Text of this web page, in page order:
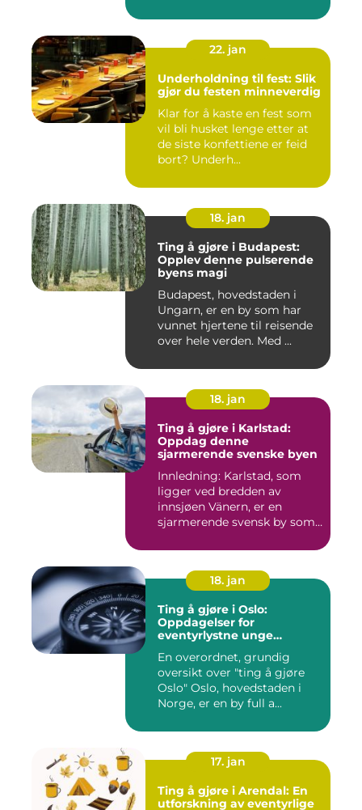
22. jan
Underholdning til fest: Slik
gjør du festen minneverdig
Klar for å kaste en fest som
vil bli husket lenge etter at
de siste konfettiene er feid
bort? Underh...
18. jan
Ting å gjøre i Budapest:
Opplev denne pulserende
byens magi
Budapest, hovedstaden i
Ungarn, er en by som har
vunnet hjertene til reisende
over hele verden. Med ...
18. jan
Ting å gjøre i Karlstad:
Oppdag denne
sjarmerende svenske byen
Innledning: Karlstad, som
ligger ved bredden av
innsjøen Vänern, er en
sjarmerende svensk by som
18. jan
Ting å gjøre i Oslo:
Oppdagelser for
eventyrlystne unge
En overordnet, grundig
oversikt over "ting å gjøre
Oslo" Oslo, hovedstaden i
Norge, er en by full a...
17. jan
Ting å gjøre i Arendal: En
utforskning av eventyrlige